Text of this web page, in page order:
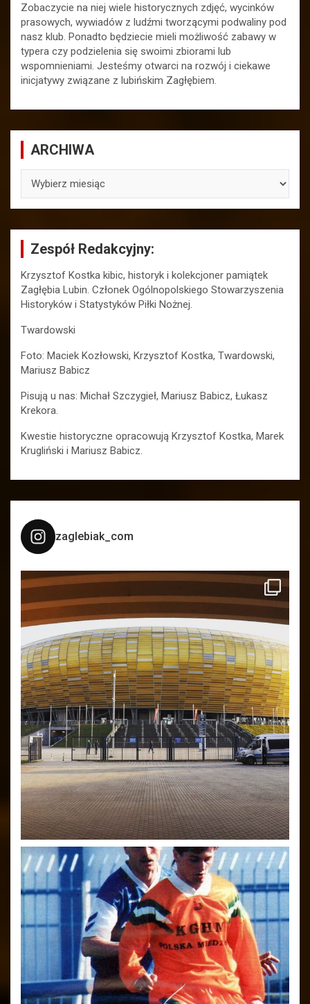
Zobaczycie na niej wiele historycznych zdjęć, wycinków
prasowych, wywiadów z ludźmi tworzącymi podwaliny pod
nasz klub. Ponadto będziecie mieli możliwość zabawy w
typera czy podzielenia się swoimi zbiorami lub
wspomnieniami. Jesteśmy otwarci na rozwój i ciekawe
inicjatywy związane z lubińskim Zagłębiem.
ARCHIWA
Zespół Redakcyjny:
Krzysztof Kostka kibic, historyk i kolekcjoner pamiątek
Zagłębia Lubin. Członek Ogólnopolskiego Stowarzyszenia
Historyków i Statystyków Piłki Nożnej.
Twardowski
Foto: Maciek Kozłowski, Krzysztof Kostka, Twardowski,
Mariusz Babicz
Pisują u nas: Michał Szczygieł, Mariusz Babicz, Łukasz
Krekora.
Kwestie historyczne opracowują Krzysztof Kostka, Marek
Krugliński i Mariusz Babicz.
zaglebiak_com